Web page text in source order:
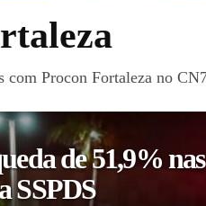
com Procon Fortaleza no
de 51,9%
SSPDS